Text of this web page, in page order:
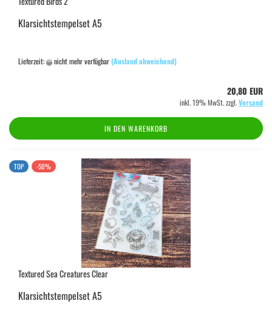
Klarsichtstempelset A5
Lieferzeit: nicht mehr verfügbar(Ausland abweichend)
20,80 EUR
inkl. 19% MwSt. zzgl.Versand
IN DEN WARENKORB
TOP -50%
Textured Sea Creatures Clear
Klarsichtstempelset A5